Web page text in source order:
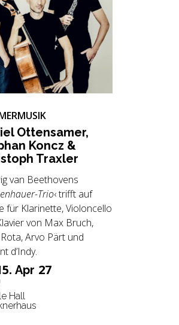
Apr 27
Hall
Ot­ten­sa­mer,
Koncz &
Trax­ler
van Beethovens
Trio‹ trifft auf
für Klarinette, Violoncello
von Max Bruch,
Arvo Pärt und
d’Indy.